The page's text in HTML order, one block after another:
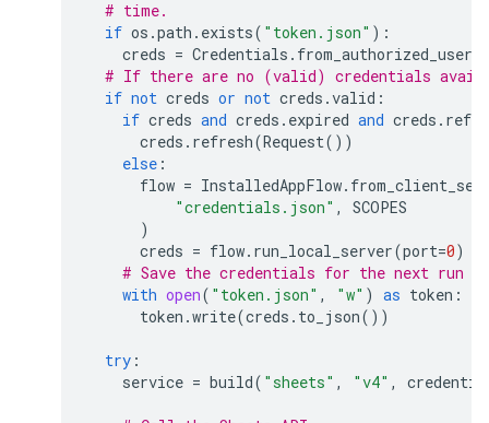
# time.
if os .path . exists( "token.json" ):
creds = Credentials .
# If there are no (valid) credentials
if not creds or not creds .valid :
if creds and creds . expired and creds .
creds . refresh(Request())
else :
flow = InstalledAppFlow.
"credentials.json" ,
SCOPES
)
creds = flow. run_local_server(port=0)
# Save the credentials for the next run
with open( "token.json" , "w" ) as token :
token .write(creds . to_json())
try :
service = build( "sheets" , "v4" ,